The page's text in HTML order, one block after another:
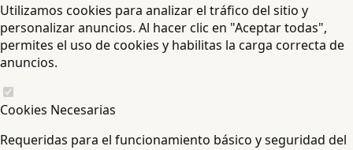
Utilizamos cookies para analizar el tráfico del sitio y
personalizar anuncios. Al hacer clic en "Aceptar todas",
permites el uso de cookies y habilitas la carga correcta de
anuncios.
Cookies Necesarias
Requeridas para el funcionamiento básico y seguridad del